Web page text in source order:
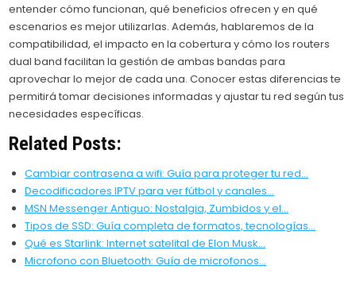
entender cómo funcionan, qué beneficios ofrecen y en qué
escenarios es mejor utilizarlas. Además, hablaremos de la
compatibilidad, el impacto en la cobertura y cómo los routers
dual band facilitan la gestión de ambas bandas para
aprovechar lo mejor de cada una. Conocer estas diferencias te
permitirá tomar decisiones informadas y ajustar tu red según tus
necesidades específicas.
Related Posts:
Cambiar contrasena a wifi: Guía para proteger tu red…
Decodificadores IPTV para ver fútbol y canales…
MSN Messenger Antiguo: Nostalgia, Zumbidos y el…
Tipos de SSD: Guía completa de formatos, tecnologías…
Qué es Starlink: Internet satelital de Elon Musk…
Microfono con Bluetooth: Guía de microfonos…